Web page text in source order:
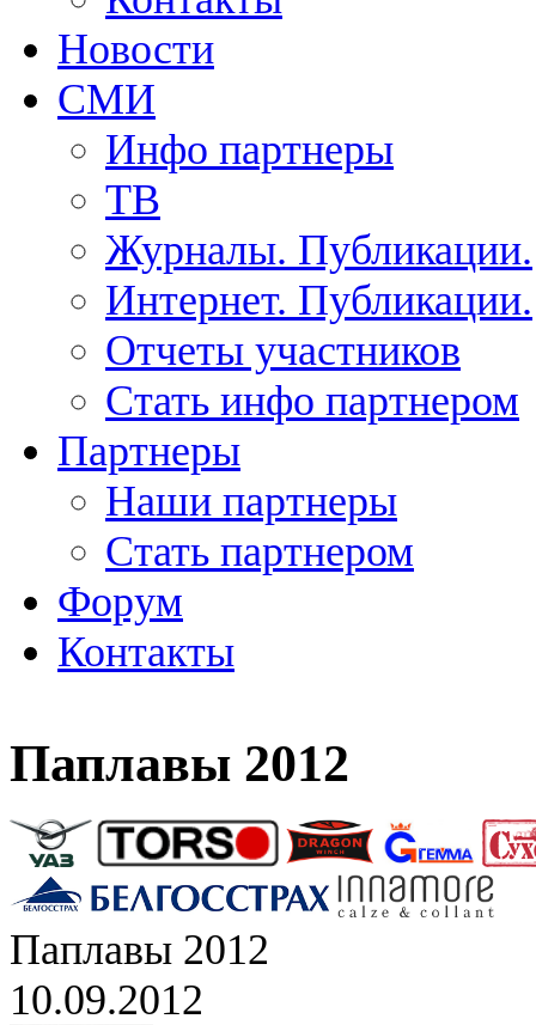
Новости
СМИ
Инфо партнеры
ТВ
Журналы. Публикации.
Интернет. Публикации.
Отчеты участников
Стать инфо партнером
Партнеры
Наши партнеры
Стать партнером
Форум
Контакты
Паплавы 2012
Паплавы 2012
10.09.2012